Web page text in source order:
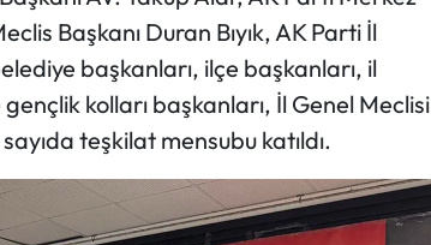
Başkanı Duran Bıyık, AK Parti İl
başkanları, ilçe başkanları, il
kolları başkanları, İl Genel Meclisi
teşkilat mensubu katıldı.